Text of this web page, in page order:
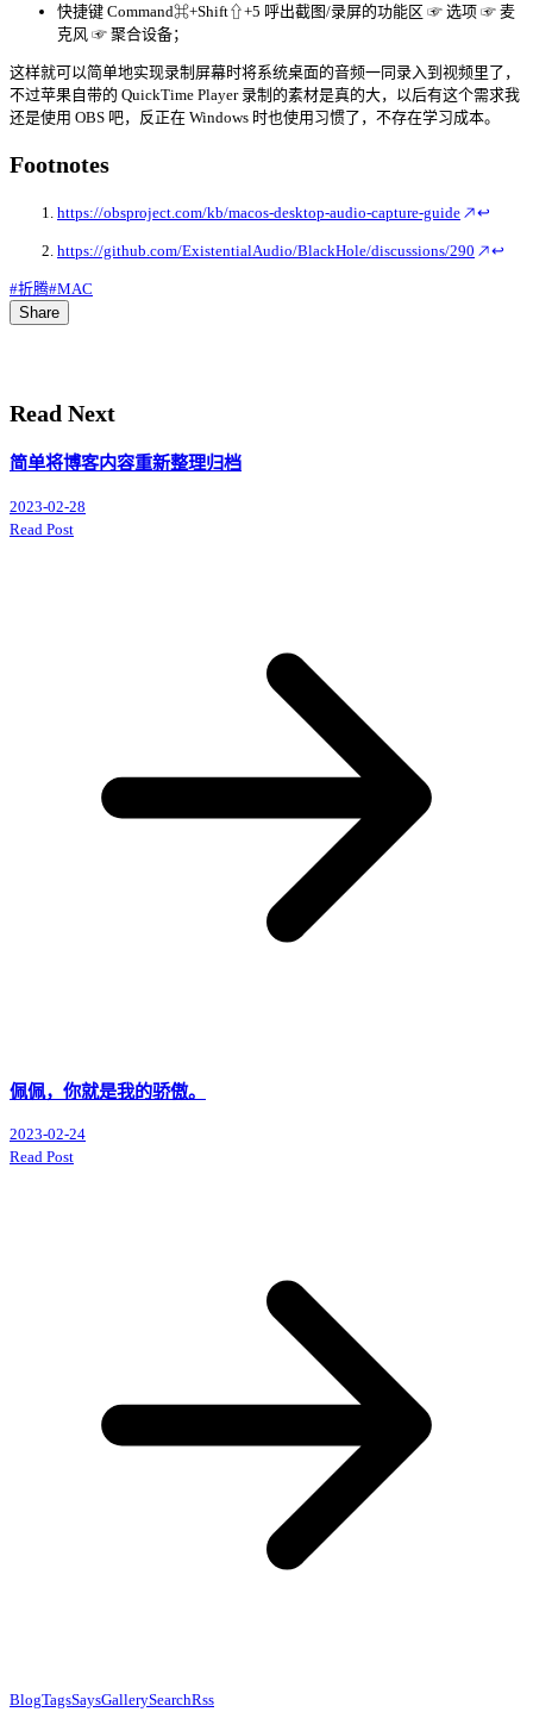
快捷键 Command⌘+Shift⇧+5 呼出截图/录屏的功能区 ☞ 选项 ☞ 麦
克风 ☞ 聚合设备；
这样就可以简单地实现录制屏幕时将系统桌面的音频一同录入到视频里了，
不过苹果自带的 QuickTime Player 录制的素材是真的大，以后有这个需求我
还是使用 OBS 吧，反正在 Windows 时也使用习惯了，不存在学习成本。
Footnotes
https://obsproject.com/kb/macos-desktop-audio-capture-guide ↩
https://github.com/ExistentialAudio/BlackHole/discussions/290 ↩
#折腾#MAC
Share
Read Next
简单将博客内容重新整理归档
2023-02-28
Read Post
佩佩，你就是我的骄傲。
2023-02-24
Read Post
BlogTagsSaysGallerySearchRss